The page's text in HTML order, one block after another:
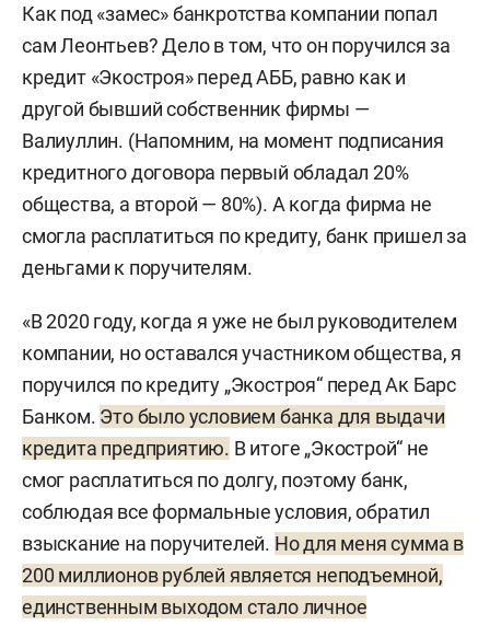
Как под «замес» банкротства компании попал
сам Леонтьев? Дело в том, что он поручился за
кредит «Экостроя» перед АББ, равно как и
другой бывший собственник фирмы —
Валиуллин. (Напомним, на момент подписания
кредитного договора первый обладал 20%
общества, а второй — 80%). А когда фирма не
смогла расплатиться по кредиту, банк пришел за
деньгами к поручителям.
«В 2020 году, когда я уже не был руководителем
компании, но оставался участником общества, я
поручился по кредиту „Экостроя“ перед Ак Барс
Банком. Это было условием банка для выдачи
кредита предприятию. В итоге „Экострой“ не
смог расплатиться по долгу, поэтому банк,
соблюдая все формальные условия, обратил
взыскание на поручителей. Но для меня сумма в
200 миллионов рублей является неподъемной,
единственным выходом стало личное